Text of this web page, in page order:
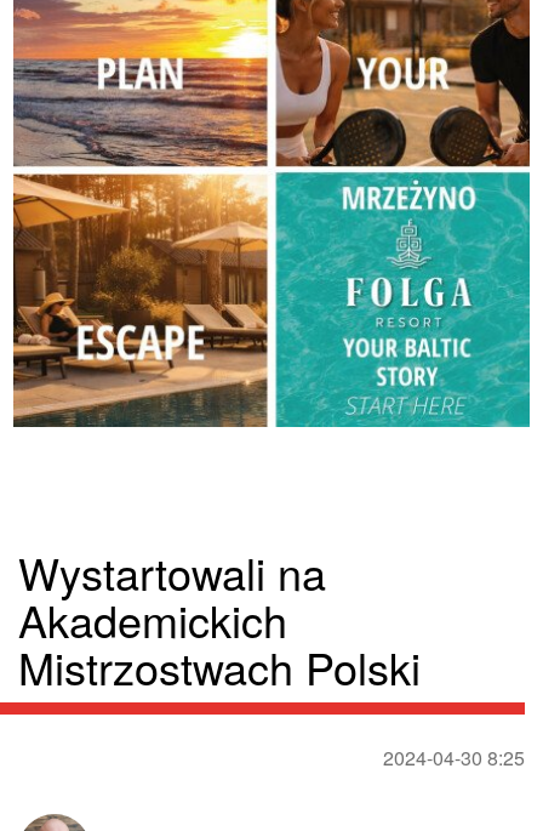
Wystartowali na
Akademickich
Mistrzostwach Polski
2024-04-30 8:25